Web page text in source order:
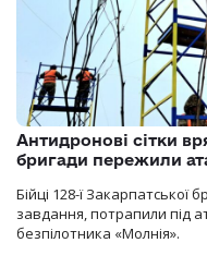
Антидронові сітки
бригади пережили
Бійці 128-ї Закарпатської
завдання, потрапили під
безпілотника «Молнія».